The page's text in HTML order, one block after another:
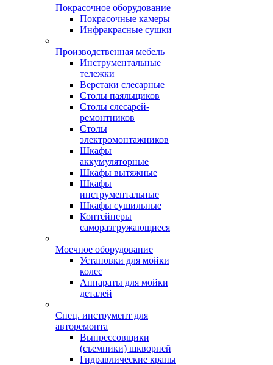
Покрасочное оборудование
Покрасочные камеры
Инфракрасные сушки
Производственная мебель
Инструментальные
тележки
Верстаки слесарные
Столы паяльщиков
Столы слесарей-
ремонтников
Столы
электромонтажников
Шкафы
аккумуляторные
Шкафы вытяжные
Шкафы
инструментальные
Шкафы сушильные
Контейнеры
саморазгружающиеся
Моечное оборудование
Установки для мойки
колес
Аппараты для мойки
деталей
Спец. инструмент для
авторемонта
Выпрессовщики
(съемники) шкворней
Гидравлические краны